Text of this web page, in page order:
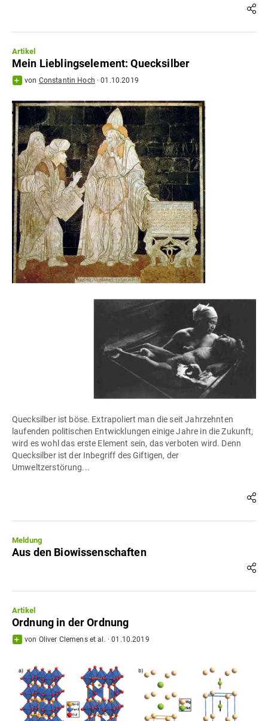
Artikel
Mein Lieblingselement: Quecksilber
von Constantin Hoch ·01.10.2019
Quecksilber ist böse. Extrapoliert man die seit Jahrzehnten
laufenden politischen Entwicklungen einige Jahre in die Zukunft,
wird es wohl das erste Element sein, das verboten wird. Denn
Quecksilber ist der Inbegriff des Giftigen, der
Umweltzerstörung...
Meldung
Aus den Biowissenschaften
Artikel
Ordnung in der Ordnung
von Oliver Clemenset al. ·01.10.2019